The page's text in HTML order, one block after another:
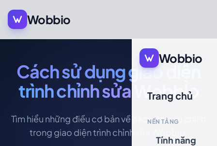
Wobbio
Wobbio
Trang chủ
NỀN TẢNG
Tính năng
Cách sử dụng giao diện
trình chỉnh sửa Wobbio
Tìm hiểu những điều cơ bản về các công cụ chính
trong giao diện trình chỉnh sửa Wobbio.